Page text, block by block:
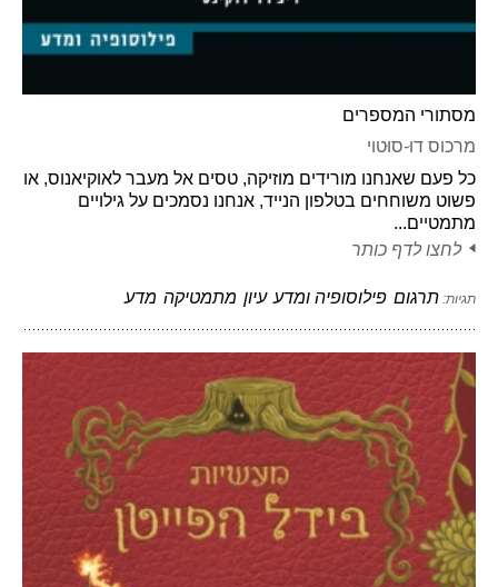
מסתורי המספרים
מרכוס דוּ-סוּטוי
כל פעם שאנחנו מורידים מוזיקה, טסים אל מעבר לאוקיאנוס, או
פשוט משוחחים בטלפון הנייד, אנחנו נסמכים על גילויים
מתמטיים...
לחצו לדף כותר
תגיות: תרגום פילוסופיה ומדע עיון מתמטיקה מדע